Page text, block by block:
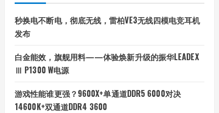
评
选
秒换电不断电，彻底无线，雷柏VE3无线四模电竞耳机
发布
白金能效，旗舰用料——体验焕新升级的振华LEADEX
Ⅲ P1300 W电源
游戏性能谁更强？9600X+单通道DDR5 6000对决
14600K+双通道DDR4 3600